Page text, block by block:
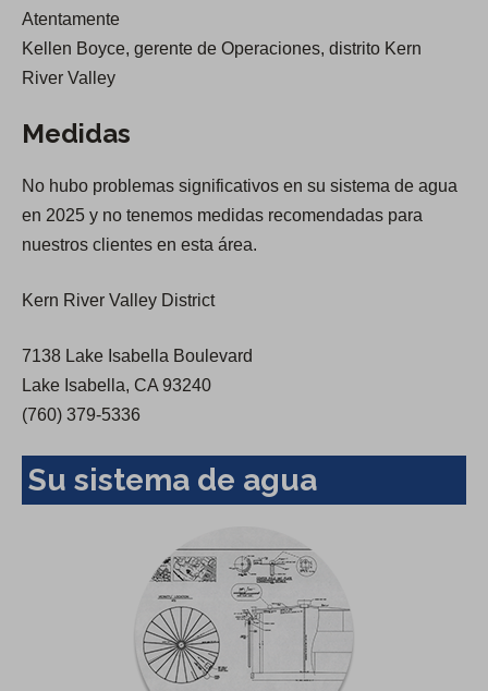
t
t
e
a
n
e
a
Atentamente
Kellen Boyce, gerente de Operaciones, distrito Kern
River Valley
Medidas
No hubo problemas significativos en su sistema de agua
en 2025 y no tenemos medidas recomendadas para
nuestros clientes en esta área.
Kern River Valley District
7138 Lake Isabella Boulevard
Lake Isabella, CA 93240
(760) 379-5336
Su sistema de agua